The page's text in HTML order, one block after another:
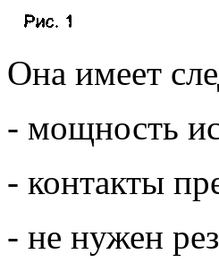
Она имеет
- мощность
- контакты
- не нужен